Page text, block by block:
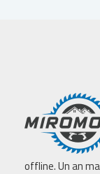
offline. Un an